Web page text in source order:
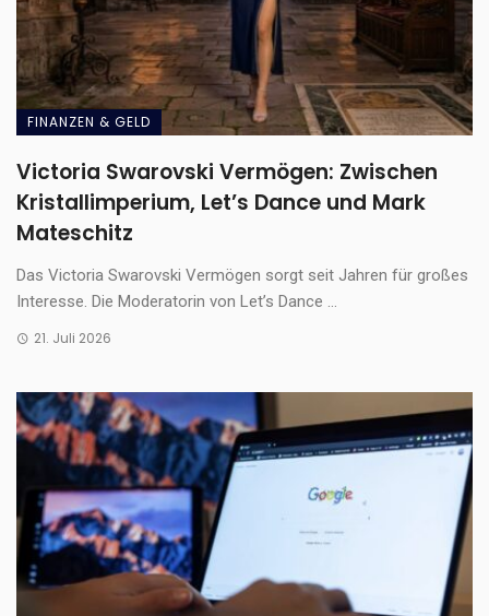
FINANZEN & GELD
Victoria Swarovski Vermögen: Zwischen
Kristallimperium, Let’s Dance und Mark
Mateschitz
Das Victoria Swarovski Vermögen sorgt seit Jahren für großes
Interesse. Die Moderatorin von Let’s Dance ...
21. Juli 2026